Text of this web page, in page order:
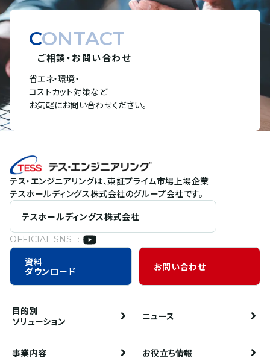
CONTACT
ご相談・お問い合わせ
省エネ・環境・
コストカット対策など
お気軽にお問い合わせください。
テス・エンジニアリングは、東証プライム市場上場企業
テスホールディングス株式会社のグループ会社です。
テスホールディングス株式会社
OFFICIAL SNS ：
資料
ダウンロード
お問い合わせ
目的別
ソリューション
ニュース
事業内容 お役立ち情報